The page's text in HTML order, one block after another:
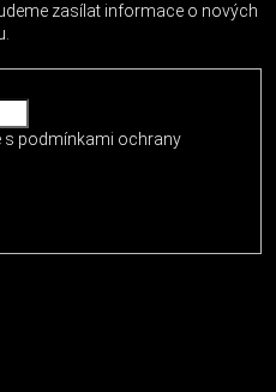
zasílat informace o nových
s podmínkami ochrany